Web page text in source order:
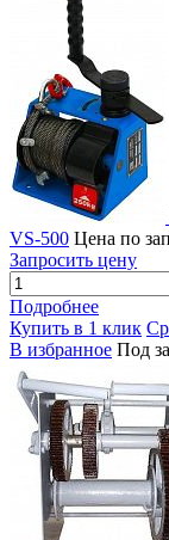
VS-500 Цена по
Запросить цену
Подробнее
Купить в 1 клик
В избранное Под